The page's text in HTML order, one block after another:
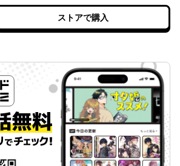
ストアで購入